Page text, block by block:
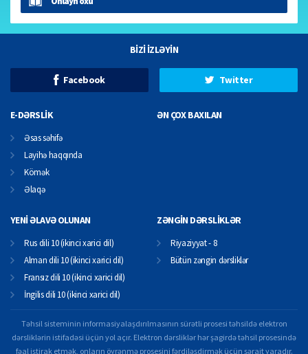
BİZİ İZLƏYİN
Facebook Twitter
E-DƏRSLİK
Əsas səhifə
Layihə haqqında
Kömək
Əlaqə
ƏN ÇOX BAXILAN
YENİ ƏLAVƏ OLUNAN
Rus dili 10 (ikinci xarici dil)
Alman dili 10 (ikinci xarici dil)
Fransız dili 10 (ikinci xarici dil)
İngilis dili 10 (ikinci xarici dil)
ZƏNGİN DƏRSLİKLƏR
Riyaziyyat - 8
Bütün zəngin dərsliklər
Təhsil sisteminin informasiyalaşdırılmasının sürətli prosesi təhsildə elektron
dərsliklərin istifadəsi üçün yol açır. Elektron dərsliklər hər şagirdə təhsil prosesində
fəal iştirak etmək, onların öyrənmə prosesini fərdiləşdirmək üçün şərait yaradır.